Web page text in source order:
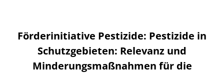
Förderinitiative Pestizide: Pestizide in
Schutzgebieten: Relevanz und
Minderungsmaßnahmen für die